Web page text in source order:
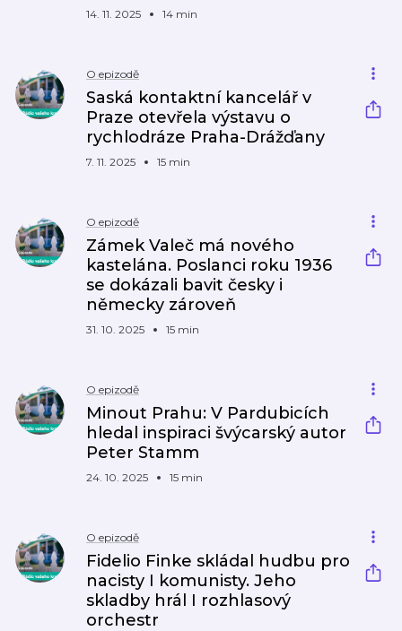
14. 11. 2025 14 min
O epizodě
Saská kontaktní kancelář v
Praze otevřela výstavu o
rychlodráze Praha-Drážďany
7. 11. 2025 15 min
O epizodě
Zámek Valeč má nového
kastelána. Poslanci roku 1936
se dokázali bavit česky i
německy zároveň
31. 10. 2025 15 min
O epizodě
Minout Prahu: V Pardubicích
hledal inspiraci švýcarský autor
Peter Stamm
24. 10. 2025 15 min
O epizodě
Fidelio Finke skládal hudbu pro
nacisty I komunisty. Jeho
skladby hrál I rozhlasový
orchestr